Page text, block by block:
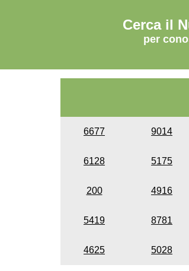
Cerca il
per
6677 9014
6128 5175
200 4916
5419 8781
4625 5028